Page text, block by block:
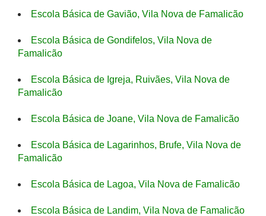
Escola Básica de Gavião, Vila Nova de Famalicão
Escola Básica de Gondifelos, Vila Nova de
Famalicão
Escola Básica de Igreja, Ruivães, Vila Nova de
Famalicão
Escola Básica de Joane, Vila Nova de Famalicão
Escola Básica de Lagarinhos, Brufe, Vila Nova de
Famalicão
Escola Básica de Lagoa, Vila Nova de Famalicão
Escola Básica de Landim, Vila Nova de Famalicão